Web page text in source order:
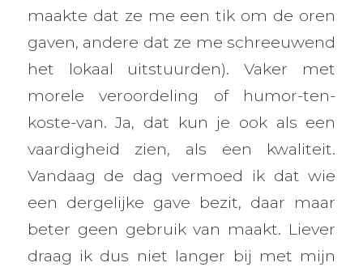
maakte dat ze me een tik om de oren
gaven, andere dat ze me schreeuwend
het lokaal uitstuurden). Vaker met
morele veroordeling of humor-ten-
koste-van. Ja, dat kun je ook als een
vaardigheid zien, als een kwaliteit.
Vandaag de dag vermoed ik dat wie
een dergelijke gave bezit, daar maar
beter geen gebruik van maakt. Liever
draag ik dus niet langer bij met mijn